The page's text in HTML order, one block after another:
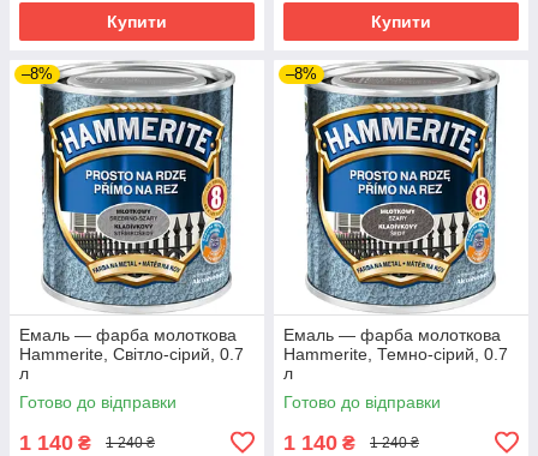
Купити Купити
–8%
Емаль — фарба молоткова
Hammerite, Світло-сірий, 0.7
л
Готово до відправки
1 140 ₴ 1 240 ₴
–8%
Емаль — фарба молоткова
Hammerite, Темно-сірий, 0.7
л
Готово до відправки
1 140 ₴ 1 240 ₴